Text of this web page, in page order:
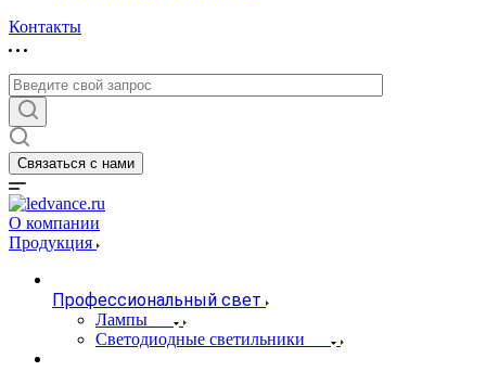
Контакты
Связаться с нами
О компании
Продукция
Профессиональный свет
Лампы
Светодиодные светильники